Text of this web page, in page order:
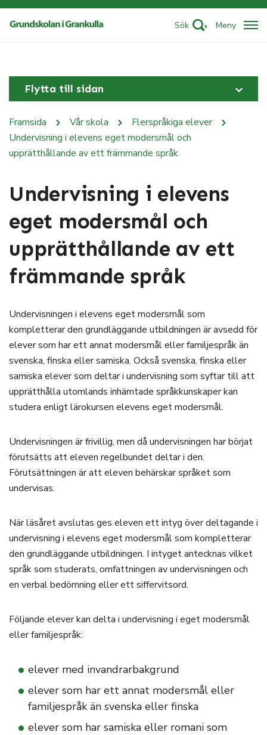
Sök Meny
Flytta till sidan
Framsida Vår skola
Flerspråkiga elever
Undervisning i elevens eget modersmål och
upprätthållande av ett främmande språk
Undervisning i elevens
eget modersmål och
upprätthållande av ett
främmande språk
Undervisningen i elevens eget modersmål som
kompletterar den grundläggande utbildningen är avsedd för
elever som har ett annat modersmål eller familjespråk än
svenska, finska eller samiska. Också svenska, finska eller
samiska elever som deltar i undervisning som syftar till att
upprätthålla utomlands inhämtade språkkunskaper kan
studera enligt lärokursen elevens eget modersmål.
Undervisningen är frivillig, men då undervisningen har börjat
förutsätts att eleven regelbundet deltar i den.
Förutsättningen är att eleven behärskar språket som
undervisas.
När läsåret avslutas ges eleven ett intyg över deltagande i
undervisning i elevens eget modersmål som kompletterar
den grundläggande utbildningen. I intyget antecknas vilket
språk som studerats, omfattningen av undervisningen och
en verbal bedömning eller ett siffervitsord.
Följande elever kan delta i undervisning i eget modersmål
eller familjespråk:
elever med invandrarbakgrund
elever som har ett annat modersmål eller
familjespråk än svenska eller finska
elever som har samiska eller romani som